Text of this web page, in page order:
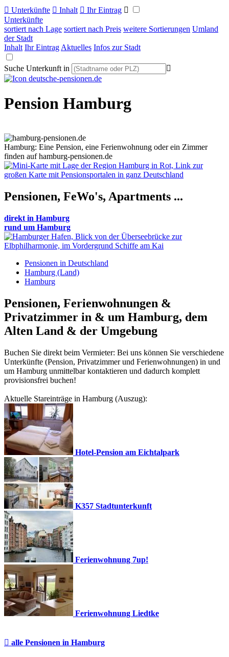
 Unterkünfte  Inhalt  Ihr Eintrag 
Unterkünfte
sortiert nach Lage sortiert nach Preis weitere Sortierungen Umland
der Stadt
Inhalt Ihr Eintrag Aktuelles Infos zur Stadt
Suche Unterkunft in 
Pension Hamburg
Hamburg: Eine Pension, eine Ferienwohnung oder ein Zimmer
finden auf hamburg-pensionen.de
Pensionen, FeWo's, Apartments ...
direkt in Hamburg
rund um Hamburg
Pensionen in Deutschland
Hamburg (Land)
Hamburg
Pensionen, Ferienwohnungen &
Privatzimmer in & um Hamburg, dem
Alten Land & der Umgebung
Buchen Sie direkt beim Vermieter: Bei uns können Sie verschiedene
Unterkünfte (Pension, Privatzimmer und Ferienwohnungen) in und
um Hamburg unmittelbar kontaktieren und dadurch komplett
provisionsfrei buchen!
Aktuelle Stareinträge in Hamburg (Auszug):
Hotel-Pension am Eichtalpark
K357 Stadtunterkunft
Ferienwohnung 7up!
Ferienwohnung Liedtke
 alle Pensionen in Hamburg